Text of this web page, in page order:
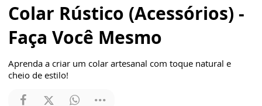
Colar Rústico (Acessórios) -
Faça Você Mesmo
Aprenda a criar um colar artesanal com toque natural e
cheio de estilo!